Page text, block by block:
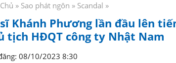
» Sao phát ngôn » Scandal »
sĩ Khánh Phương lần đầu lên
tịch HĐQT công ty Nhật Nam
08/10/2023 8:30